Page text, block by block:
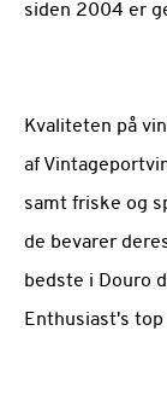
siden 2004 er
Kvaliteten på
af
samt friske og
de bevarer
bedste i Douro
Enthusiast's